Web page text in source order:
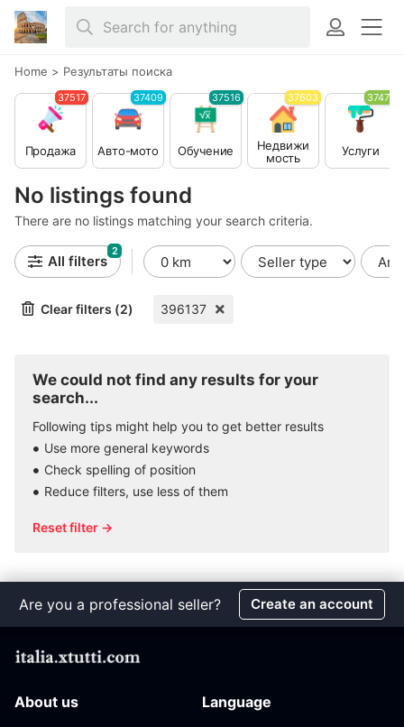
Home > Результаты поиска
No listings found
There are no listings matching your search criteria.
Продажа
37517
Авто-мото
37409
Обучение
37516
Недвижи
мость
37603
Услуги
37479
All filters
2
Clear filters (2) 396137
We could not find any results for your
search...
Following tips might help you to get better results
Use more general keywords
Check spelling of position
Reduce filters, use less of them
Reset filter →
Are you a professional seller? Create an account
About us Language